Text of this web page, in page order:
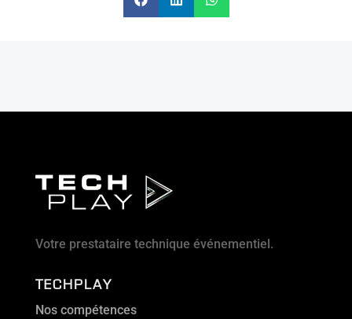
Votre prestataire technique événementiel.
TECHPLAY
Nos compétences